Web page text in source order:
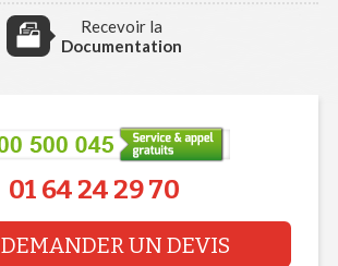
Recevoir la
Documentation
01 64 24 29 70
DEMANDER UN DEVIS